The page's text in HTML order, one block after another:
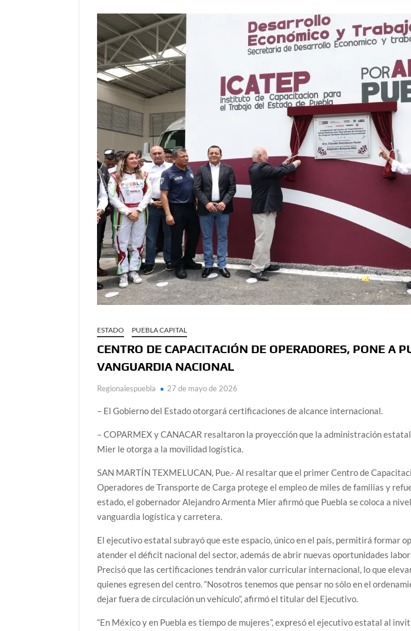
ESTADO PUEBLA CAPITAL
CENTRO DE CAPACITACIÓN DE OPERADORES, PONE A
VANGUARDIA NACIONAL
Regionalespuebla 27 de mayo de 2026
– El Gobierno del Estado otorgará certificaciones de alcance internacional.
– COPARMEX y CANACAR resaltaron la proyección que la administración
Mier le otorga a la movilidad logística.
SAN MARTÍN TEXMELUCAN, Pue.- Al resaltar que el primer Centro de
Operadores de Transporte de Carga protege el empleo de miles de familias y
estado, el gobernador Alejandro Armenta Mier afirmó que Puebla se coloca a
vanguardia logística y carretera.
El ejecutivo estatal subrayó que este espacio, único en el país, permitirá formar
atender el déficit nacional del sector, además de abrir nuevas oportunidades
Precisó que las certificaciones tendrán valor curricular internacional, lo que
quienes egresen del centro. “Nosotros tenemos que pensar no sólo en el
dejar fuera de circulación un vehículo”, afirmó el titular del Ejecutivo.
“En México y en Puebla es tiempo de mujeres”, expresó el ejecutivo estatal al